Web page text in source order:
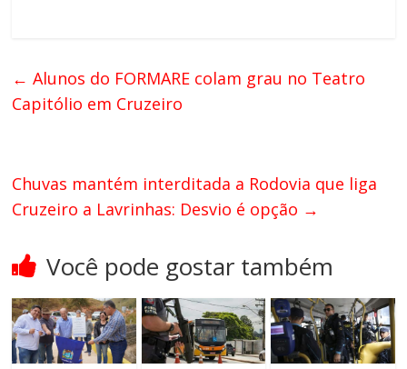
← Alunos do FORMARE colam grau no Teatro
Capitólio em Cruzeiro
Chuvas mantém interditada a Rodovia que liga
Cruzeiro a Lavrinhas: Desvio é opção →
Você pode gostar também